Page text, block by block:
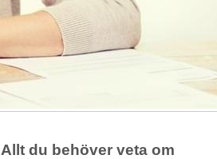
Allt du behöver veta om